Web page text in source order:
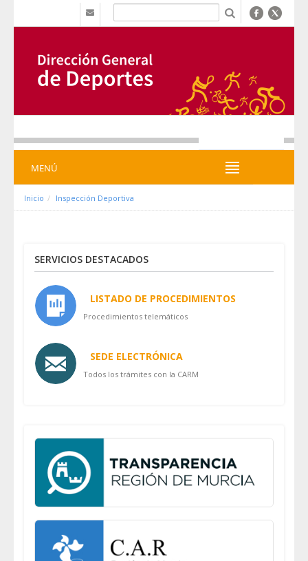
MENÚ
Inicio Inspección Deportiva
SERVICIOS DESTACADOS
LISTADO DE PROCEDIMIENTOS
Procedimientos telemáticos
SEDE ELECTRÓNICA
Todos los trámites con la CARM